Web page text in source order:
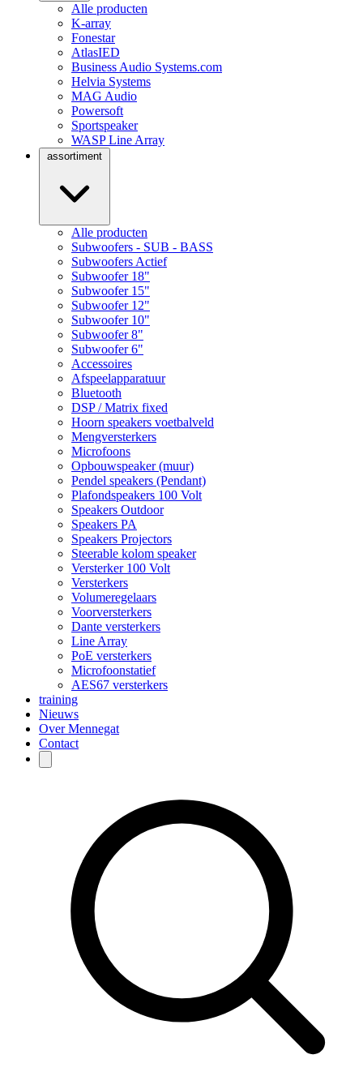
Alle producten
K-array
Fonestar
AtlasIED
Business Audio Systems.com
Helvia Systems
MAG Audio
Powersoft
Sportspeaker
WASP Line Array
assortiment
Alle producten
Subwoofers - SUB - BASS
Subwoofers Actief
Subwoofer 18"
Subwoofer 15"
Subwoofer 12"
Subwoofer 10"
Subwoofer 8"
Subwoofer 6"
Accessoires
Afspeelapparatuur
Bluetooth
DSP / Matrix fixed
Hoorn speakers voetbalveld
Mengversterkers
Microfoons
Opbouwspeaker (muur)
Pendel speakers (Pendant)
Plafondspeakers 100 Volt
Speakers Outdoor
Speakers PA
Speakers Projectors
Steerable kolom speaker
Versterker 100 Volt
Versterkers
Volumeregelaars
Voorversterkers
Dante versterkers
Line Array
PoE versterkers
Microfoonstatief
AES67 versterkers
training
Nieuws
Over Mennegat
Contact